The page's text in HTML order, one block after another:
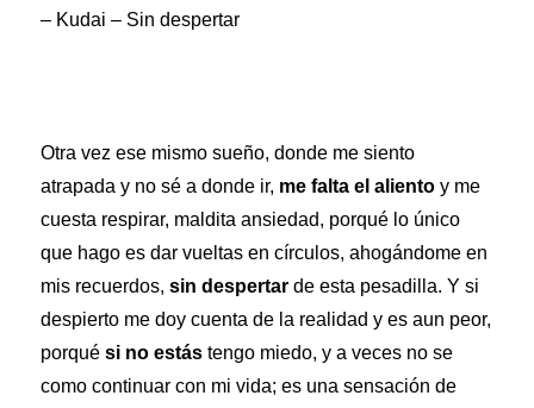
– Kudai – Sin despertar
Otra vez ese mismo sueño, donde me siento
atrapada y no sé a donde ir, me falta el aliento y me
cuesta respirar, maldita ansiedad, porqué lo único
que hago es dar vueltas en círculos, ahogándome en
mis recuerdos,sin despertar de esta pesadilla. Y si
despierto me doy cuenta de la realidad y es aun peor,
porquési no estás tengo miedo, y a veces no se
como continuar con mi vida; es una sensación de